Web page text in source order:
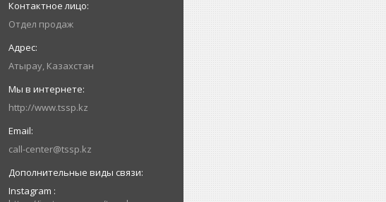
Отдел продаж
Атырау, Казахстан
http://www.tssp.kz
call-center@tssp.kz
Instagram